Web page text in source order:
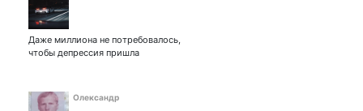
Даже миллиона не потребовалось,
чтобы депрессия пришла
Олександр